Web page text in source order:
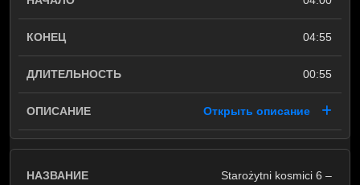
04:55
00:55
Открыть описание
Starożytni kosmici 6 –